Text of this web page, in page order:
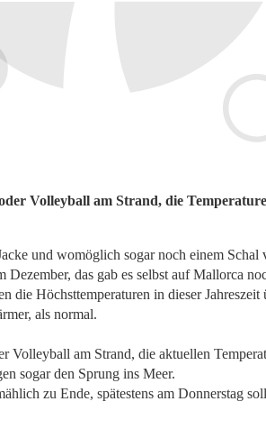
Volleyball am Strand, die
und womöglich sogar noch einem
das gab es selbst auf Mallorca
die Höchsttemperaturen in dieser
als normal.
Volleyball am Strand, die aktuellen
sogar den Sprung ins Meer.
zu Ende, spätestens am Donnerstag